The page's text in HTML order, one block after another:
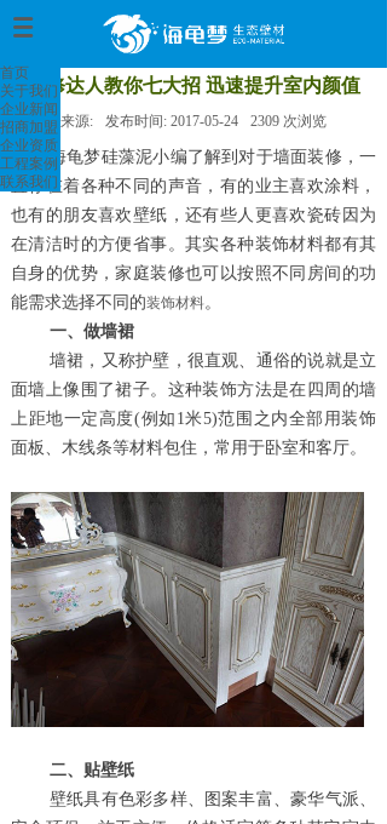
首页
关于我们
企业新闻
招商加盟
企业资质
工程案例
联系我们
装修达人教你七大招 迅速提升室内颜值
来源: 发布时间: 2017-05-24 2309 次浏览
海龟梦硅藻泥小编了解到对于墙面装修 ，一
直存在着各种不同的声音，有的业主喜欢涂料，
也有的朋友喜欢壁纸， 还有些人更喜欢瓷砖因为
在清洁时的方便省事。其实各种装饰材料都有其
自身的优势，家庭装修也可以按照不同房间的功
能需求选择不同的装饰材料。
一、做墙裙
墙裙，又称护壁，很直观、通俗的说就是立
面墙上像围了裙子。这种装饰方法是在四周的墙
上距地一定高度(例如1米5)范围之内全部用装饰
面板、木线条等材料包住，常用于卧室和客厅。
二、贴壁纸
壁纸具有色彩多样、图案丰富、豪华气派、